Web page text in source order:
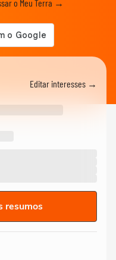
o Meu Terra →
Editar interesses →
resumos